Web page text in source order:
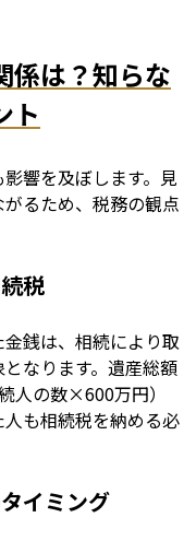
係は？知らな
ト
響を及ぼします。見
るため、税務の観点
税
銭は、相続により取
なります。遺産総額
人の数×600万円）
も相続税を納める必
イミング